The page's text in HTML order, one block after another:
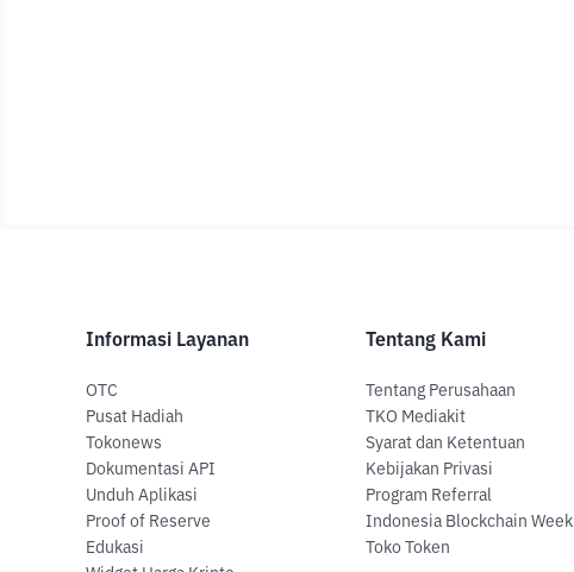
Informasi Layanan
OTC
Pusat Hadiah
Tokonews
Dokumentasi API
Unduh Aplikasi
Proof of Reserve
Edukasi
Tentang Kami
Tentang Perusahaan
TKO Mediakit
Syarat dan Ketentuan
Kebijakan Privasi
Program Referral
Indonesia Blockchain Week
Toko Token